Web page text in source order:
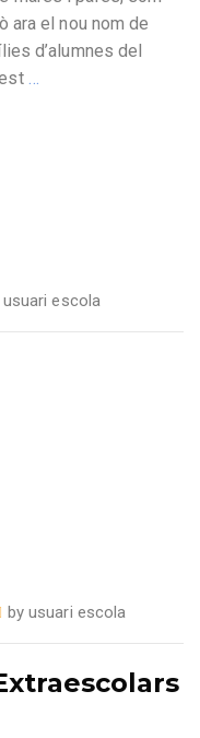
ara el nou nom de
d’alumnes del
…
usuari escola
byusuari escola